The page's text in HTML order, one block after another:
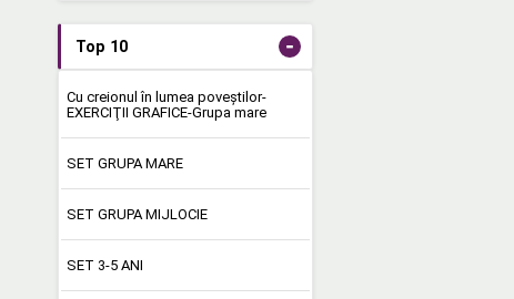
Top 10 -
Cu creionul în lumea poveştilor-
EXERCIŢII GRAFICE-Grupa mare
SET GRUPA MARE
SET GRUPA MIJLOCIE
SET 3-5 ANI